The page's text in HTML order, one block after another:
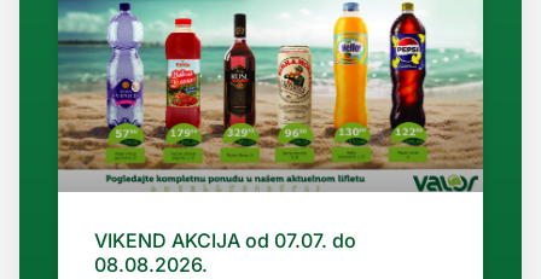
VIKEND AKCIJA od 07.07. do
08.08.2026.